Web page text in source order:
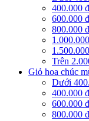
400.000
600.000
800.000
Trên
Giỏ hoa chúc
Dưới
400.000
600.000
800.000